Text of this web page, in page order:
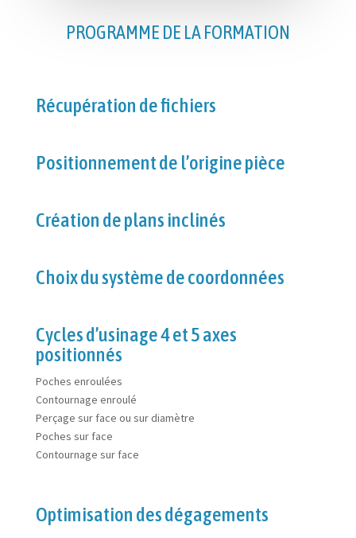
PROGRAMME DE LA FORMATION
Récupération de fichiers
Positionnement de l’origine pièce
Création de plans inclinés
Choix du système de coordonnées
Cycles d’usinage 4 et 5 axes
positionnés
Poches enroulées
Contournage enroulé
Perçage sur face ou sur diamètre
Poches sur face
Contournage sur face
Optimisation des dégagements